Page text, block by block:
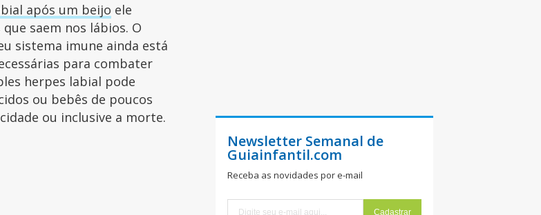
após um beijo ele
saem nos lábios. O
sistema imune ainda está
para combater
herpes labial pode
ou bebês de poucos
ou inclusive a morte.
Newsletter Semanal de
Guiainfantil.com
Receba as novidades por e-mail